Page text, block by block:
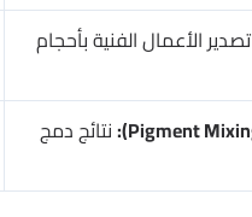
تصدير الأعمال الفنية بأحجام
نتائج دمج